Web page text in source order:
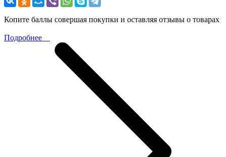
Копите баллы совершая покупки и оставляя отзывы о товарах
Подробнее